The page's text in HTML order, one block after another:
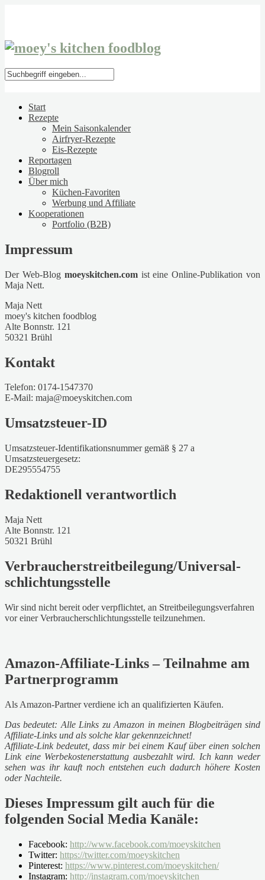
Start
Rezepte
Mein Saisonkalender
Airfryer-Rezepte
Eis-Rezepte
Reportagen
Blogroll
Über mich
Küchen-Favoriten
Werbung und Affiliate
Kooperationen
Portfolio (B2B)
Impressum
Der Web-Blog moeyskitchen.comist eine Online-Publikation von
Maja Nett.
Maja Nett
moey's kitchen foodblog
Alte Bonnstr. 121
50321 Brühl
Kontakt
Telefon: 0174-1547370
E-Mail: maja@moeyskitchen.com
Umsatzsteuer-ID
Umsatzsteuer-Identifikationsnummer gemäß § 27 a
Umsatzsteuergesetz:
DE295554755
Redaktionell verantwortlich
Maja Nett
Alte Bonnstr. 121
50321 Brühl
Verbraucher­streit­beilegung/Universal­
schlichtungs­stelle
Wir sind nicht bereit oder verpflichtet, an Streitbeilegungsverfahren
vor einer Verbraucherschlichtungsstelle teilzunehmen.
Amazon-Affiliate-Links – Teilnahme am
Partnerprogramm
Als Amazon-Partner verdiene ich an qualifizierten Käufen.
Das bedeutet: Alle Links zu Amazon in meinen Blogbeiträgen sind
Affiliate-Links und als solche klar gekennzeichnet!
Affiliate-Link bedeutet, dass mir bei einem Kauf über einen solchen
Link eine Werbekostenerstattung ausbezahlt wird. Ich kann weder
sehen was ihr kauft noch entstehen euch dadurch höhere Kosten
oder Nachteile.
Dieses Impressum gilt auch für die
folgenden Social Media Kanäle:
Facebook: http://www.facebook.com/moeyskitchen
Twitter: https://twitter.com/moeyskitchen
Pinterest: https://www.pinterest.com/moeyskitchen/
Instagram: http://instagram.com/moeyskitchen